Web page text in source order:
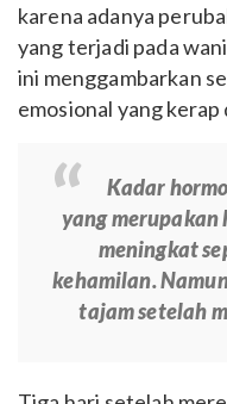
karena adanya
yang terjadi pada
ini menggambarkan
emosional yang
Kadar
yang
meningkat
kehamilan.
tajam setelah